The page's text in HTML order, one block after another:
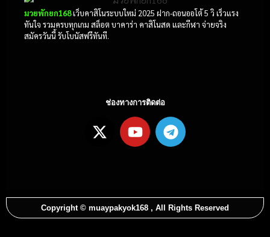
มวยพักยก168เว็บคาสิโนระบบใหม่ 2025 ฝาก-ถอนออโต้ 5 วิ เร็วแรง
ทันใจ รวมครบทุกเกม สล็อต บาคาร่า คาสิโนสด และกีฬา จ่ายจริง
สมัครวันนี้ รับโบนัสฟรีทันที.
ช่องทางการติดต่อ
Copyright © muaypakyok168 , All Rights Reserved